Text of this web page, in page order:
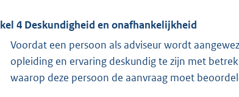
4 Deskundigheid en onafhankelijkheid
Voordat een persoon als adviseur wordt
opleiding en ervaring deskundig te zijn met
waarop deze persoon de aanvraag moet